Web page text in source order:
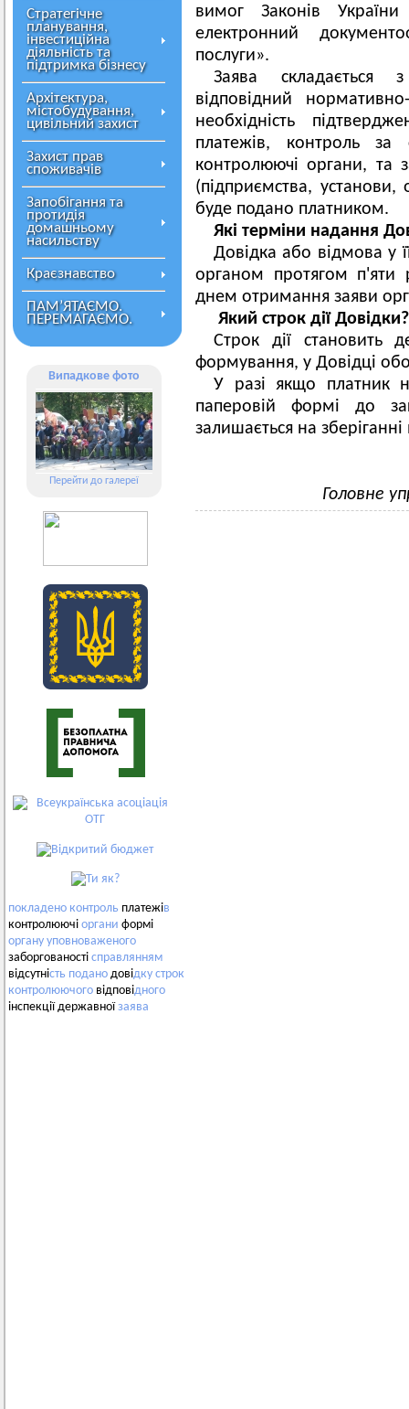
Стратегічне
планування,
інвестиційна
діяльність та
підтримка бізнесу
Архітектура,
містобудування,
цивільний захист
Захист прав
споживачів
Запобігання та
протидія
домашньому
насильству
Краєзнавство
ПАМ’ЯТАЄМО.
ПЕРЕМАГАЄМО.
Випадкове фото
Перейти до галереї
покладено контроль платежів
контролюючі органи формі
органу уповноваженого
заборгованості справлянням
відсутність подано довідку строк
контролюючого відповідного
інспекції державноїзаява
вимог Законів
електронний
послуги».
Заява складається
відповідний
необхідність
платежів, контроль
контролюючі органи, та
(підприємства, установи,
буде подано платником.
Які терміни надання
Довідка або відмова у
органом протягом п'яти
днем отримання заяви
Який строк дії Довідки?
Строк дії становить
формування, у Довідці
У разі якщо платник
паперовій формі до
залишається на
Головне